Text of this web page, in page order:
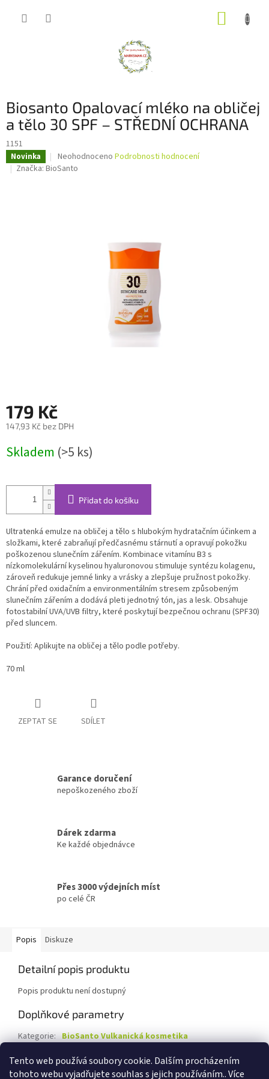
Tento web používá soubory cookie. Dalším procházením
tohoto webu vyjadřujete souhlas s jejich používáním.. Více
Biosanto Opalovací mléko na obličej
a tělo 30 SPF – STŘEDNÍ OCHRANA
1151
Novinka
Průměrné
hodnocení
Neohodnoceno Podrobnosti hodnocení
Značka: BioSanto
179 Kč
147,93 Kč bez DPH
cena:
Skladem (>5 ks)
Přidat do košíku
Ultratenká emulze na obličej a tělo s hlubokým hydratačním účinkem a
složkami, které zabraňují předčasnému stárnutí a opravují pokožku
poškozenou slunečním zářením. Kombinace vitamínu B3 s
nízkomolekulární kyselinou hyaluronovou stimuluje syntézu kolagenu,
zároveň redukuje jemné linky a vrásky a zlepšuje pružnost pokožky.
Chrání před oxidačním a environmentálním stresem způsobeným
slunečním zářením a dodává pleti jednotný tón, jas a lesk. Obsahuje
fotostabilní UVA/UVB filtry, které poskytují bezpečnou ochranu (SPF30)
před sluncem.
Použití: Aplikujte na obličej a tělo podle potřeby.
70 ml
ZEPTAT SE SDÍLET
Garance doručení
nepoškozeného zboží
Dárek zdarma
Ke každé objednávce
Přes 3000 výdejních míst
po celé ČR
Popis Diskuze
Detailní popis produktu
Popis produktu není dostupný
Doplňkové parametry
Kategorie: BioSanto Vulkanická kosmetika